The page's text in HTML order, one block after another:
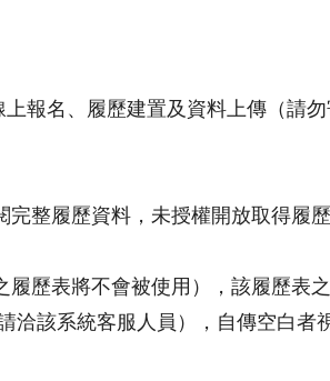
報名、履歷建置及資料上傳（請
整履歷資料，未授權開放取得履
歷表將不會被使用），該履歷表
洽該系統客服人員），自傳空白者